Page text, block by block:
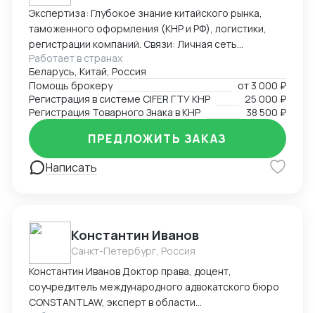
Экспертиза: Глубокое знание китайского рынка,
таможенного оформления (КНР и РФ), логистики,
регистрации компаний. Связи: Личная сеть
контактов в китайских таможенных органах, банках,
правительственных структурах (Харбин, Хэйхэ,
Хэйлунцзян, Ченду, Хайнань), среди крупных
корпораций (PetroChina, Sinopec, Haier и другие).
Достижения: Первым легализовал ввоз иван-чая и
меда с чагой в Китай, регистрировал сложную
продукцию в CIFER, организовывал поставки
охраняемых видов рыб и ее икры, поднимал обороты
инвесторами в международных кооперациях в
Работает в странах
Беларусь, Китай, Россия
Помощь брокеру
от 3 000 ₽
Регистрация в системе CIFER ГТУ КНР
25 000 ₽
Регистрация Товарного Знака в КНР
38 500 ₽
Написать
ПРЕДЛОЖИТЬ ЗАКАЗ
Константин Иванов
Санкт-Петербург, Россия
Константин Иванов Доктор права, доцент,
соучредитель международного адвокатского бюро
CONSTANTLAW, эксперт в области